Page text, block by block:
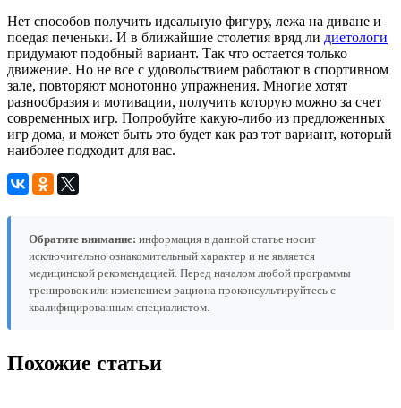
Нет способов получить идеальную фигуру, лежа на диване и
поедая печеньки. И в ближайшие столетия вряд ли диетологи
придумают подобный вариант. Так что остается только
движение. Но не все с удовольствием работают в спортивном
зале, повторяют монотонно упражнения. Многие хотят
разнообразия и мотивации, получить которую можно за счет
современных игр. Попробуйте какую-либо из предложенных
игр дома, и может быть это будет как раз тот вариант, который
наиболее подходит для вас.
Обратите внимание: информация в данной статье носит
исключительно ознакомительный характер и не является
медицинской рекомендацией. Перед началом любой программы
тренировок или изменением рациона проконсультируйтесь с
квалифицированным специалистом.
Похожие статьи